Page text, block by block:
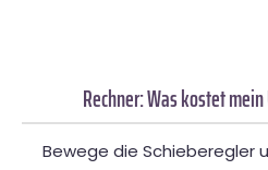
Rechner: Was kostet
Bewege die Schieberegler